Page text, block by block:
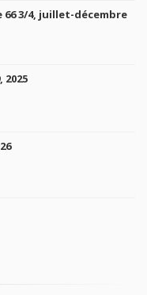
66 3/4, juillet-décembre